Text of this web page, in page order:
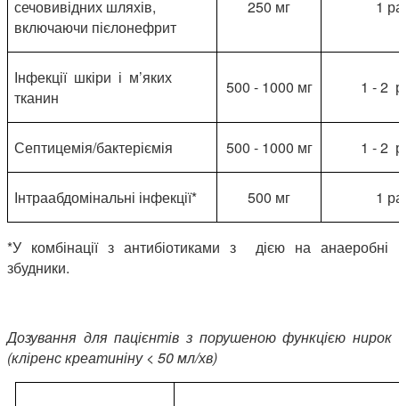
сечовивідних шляхів,
включаючи пієлонефрит
250 мг 1
Інфекції шкіри і м’яких
тканин
500 - 1000 мг 1 - 2
Септицемія/бактеріємія 500 - 1000 мг 1 - 2
Інтраабдомінальні інфекції* 500 мг 1
*У комбінації з антибіотиками з дією на анаеробні
збудники.
Дозування для пацієнтів з порушеною функцією нирок
(кліренс креатиніну < 50 мл/хв)